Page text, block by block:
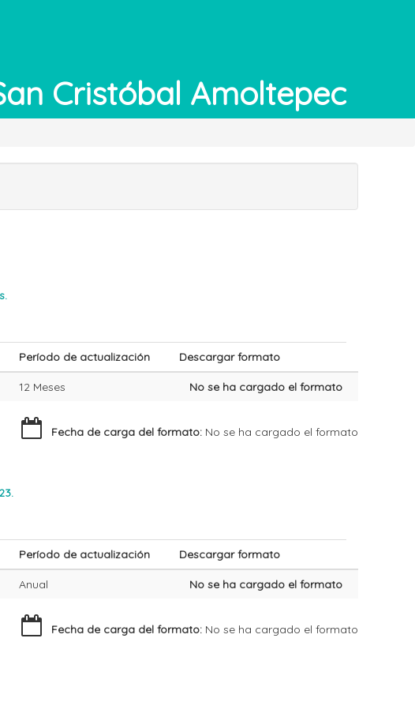
Cristóbal Amoltepec
Período de actualización Descargar formato
12 Meses No se ha cargado el formato
Fecha de carga del formato: No se ha cargado el formato
Período de actualización Descargar formato
Anual No se ha cargado el formato
Fecha de carga del formato: No se ha cargado el formato